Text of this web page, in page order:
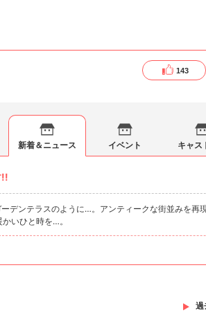
143
新着＆ニュース イベント キャス
!!
デンテラスのように…。アンティークな街並みを再
いひと時を…。
過